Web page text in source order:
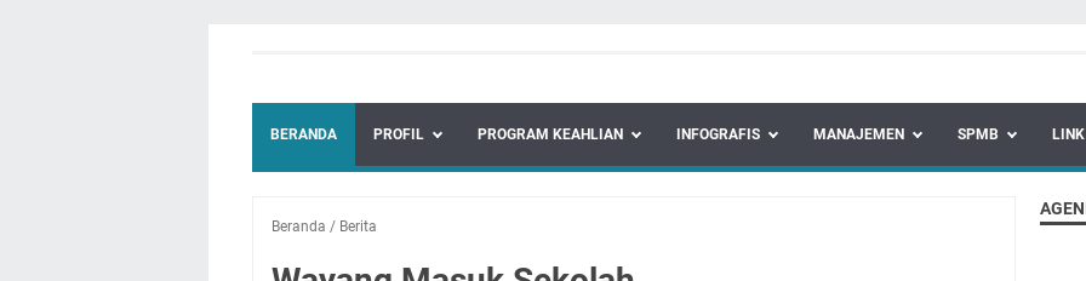
BERANDA PROFIL PROGRAM KEAHLIAN INFOGRAFIS MANAJEMEN SPMB LINK
Beranda / Berita